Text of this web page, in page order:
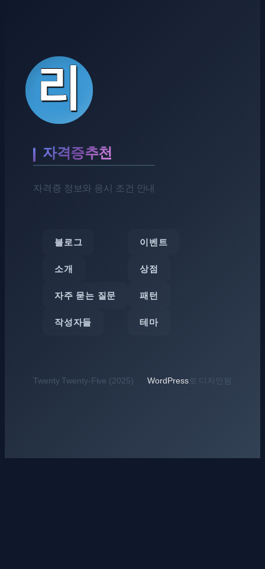
자격증추천
자격증 정보와 응시 조건 안내
블로그
소개
자주 묻는 질문
작성자들
이벤트
상점
패턴
테마
Twenty Twenty-Five (2025) WordPress로 디자인됨